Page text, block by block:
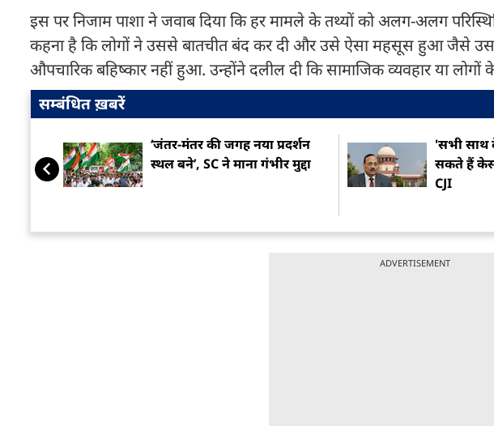
इस पर निजाम पाशा ने जवाब दिया कि हर मामले के तथ्यों को अलग-अलग
कहना है कि लोगों ने उससे बातचीत बंद कर दी और उसे ऐसा महसूस हुआ जैसे
औपचारिक बहिष्कार नहीं हुआ. उन्होंने दलील दी कि सामाजिक व्यवहार या
सम्बंधित ख़बरें
‘जंतर-मंतर की जगह नया प्रदर्शन
स्थल बने’, SC ने माना गंभीर मुद्दा
'सभी साथ
सकते हैं
CJI
ADVERTISEMENT